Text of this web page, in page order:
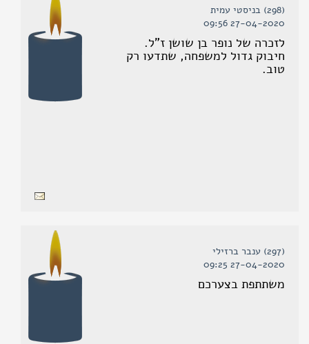
(298) בניסטי עמית
27-04-2020 09:56
לזכרה של נופר בן שושן ז"ל.
חיבוק גדול למשפחה, שתדעו רק
טוב.
(297) ענבר ברזילי
27-04-2020 09:25
משתתפת בצערכם